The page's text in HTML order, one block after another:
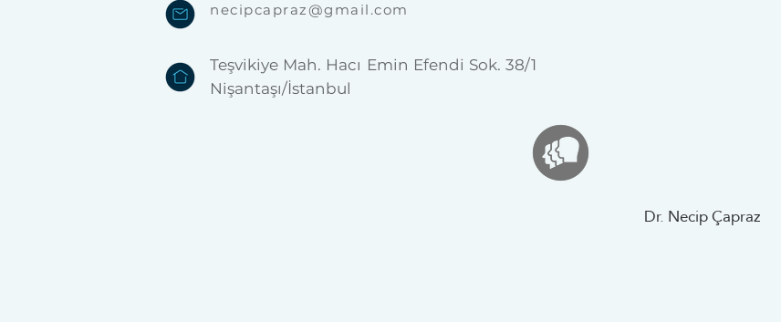
necipcapraz@gmail.com
Teşvikiye Mah. Hacı Emin Efendi Sok. 38/1
Nişantaşı/İstanbul
Dr. Necip Çapraz